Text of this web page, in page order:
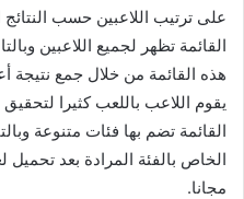
على ترتيب اللاعبين حسب
القائمة تظهر لجميع اللاعبين
هذه القائمة من خلال جمع نتيجة
يقوم اللاعب باللعب كثيرا
القائمة تضم بها فئات متنوعة
مجانا.